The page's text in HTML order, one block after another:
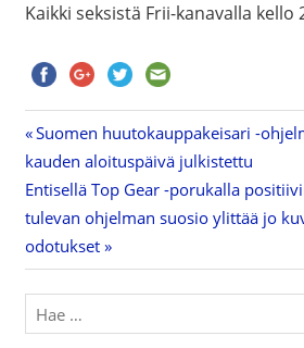
Kaikki seksistä Frii-kanavalla kello
Artikkelien
selaus
Previous
Post:
Suomen huutokauppakeisari -
kauden aloituspäivä julkistettu
Next
Post:
Entisellä Top Gear -porukalla
tulevan ohjelman suosio ylittää jo
odotukset